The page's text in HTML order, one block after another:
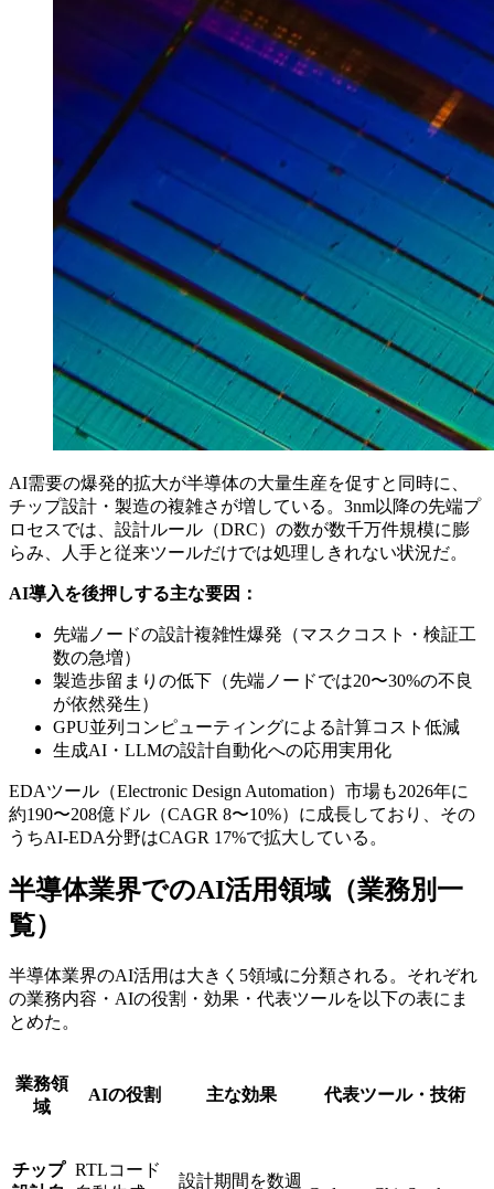
AI需要の爆発的拡大が半導体の大量生産を促すと同時に、
チップ設計・製造の複雑さが増している。3nm以降の先端プ
ロセスでは、設計ルール（DRC）の数が数千万件規模に膨
らみ、人手と従来ツールだけでは処理しきれない状況だ。
AI導入を後押しする主な要因：
先端ノードの設計複雑性爆発（マスクコスト・検証工
数の急増）
製造歩留まりの低下（先端ノードでは20〜30%の不良
が依然発生）
GPU並列コンピューティングによる計算コスト低減
生成AI・LLMの設計自動化への応用実用化
EDAツール（Electronic Design Automation）市場も2026年に
約190〜208億ドル（CAGR 8〜10%）に成長しており、その
うちAI-EDA分野はCAGR 17%で拡大している。
半導体業界でのAI活用領域（業務別一
覧）
半導体業界のAI活用は大きく5領域に分類される。それぞれ
の業務内容・AIの役割・効果・代表ツールを以下の表にま
とめた。
業務領
域
AIの役割 主な効果 代表ツール・技術
チップ RTLコード
設計期間を数週